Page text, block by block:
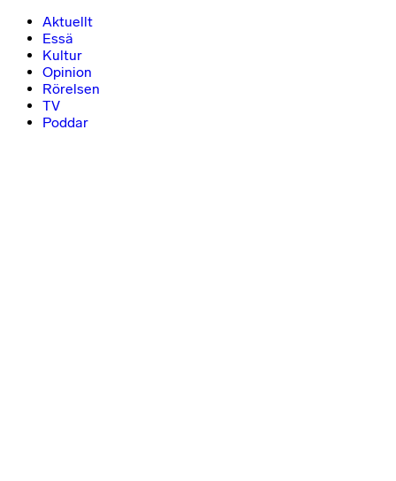
Aktuellt
Essä
Kultur
Opinion
Rörelsen
TV
Poddar